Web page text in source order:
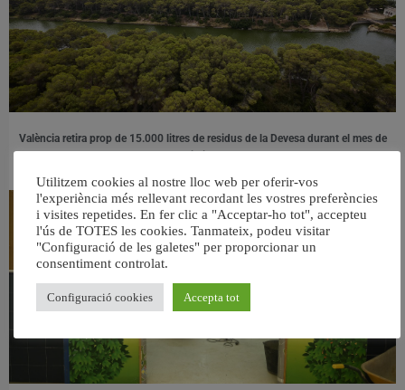
València retira prop de 15.000 litres de residus de la Devesa durant el mes de
juliol
Utilitzem cookies al nostre lloc web per oferir-vos
l'experiència més rellevant recordant les vostres preferències
i visites repetides. En fer clic a "Acceptar-ho tot", accepteu
l'ús de TOTES les cookies. Tanmateix, podeu visitar
"Configuració de les galetes" per proporcionar un
consentiment controlat.
Configuració cookies Accepta tot